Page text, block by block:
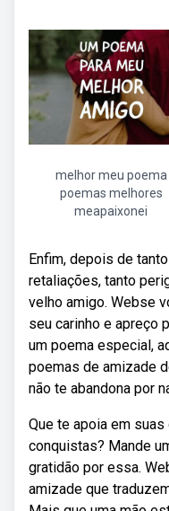
melhor meu poema
poemas melhores
meapaixonei
Enfim, depois de
retaliações, tanto
velho amigo. Webse
seu carinho e apreço
um poema especial,
poemas de amizade
não te abandona por
Que te apoia em
conquistas? Mande
gratidão por essa.
amizade que